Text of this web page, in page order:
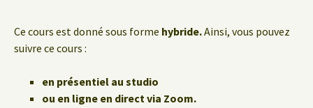
Ce cours est donné sous forme hybride.Ainsi, vous pouvez
suivre ce cours :
en présentiel au studio
ou en ligne en direct via Zoom.